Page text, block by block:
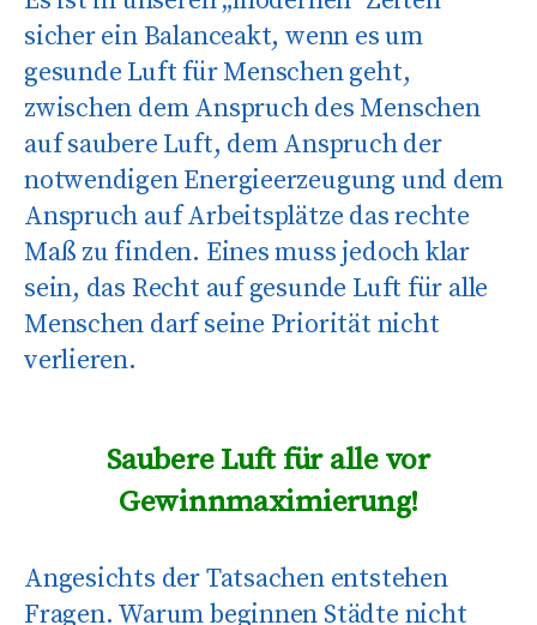
sicher ein Balanceakt, wenn es um
gesunde Luft für Menschen geht,
zwischen dem Anspruch des Menschen
auf saubere Luft, dem Anspruch der
notwendigen Energieerzeugung und dem
Anspruch auf Arbeitsplätze das rechte
Maß zu finden. Eines muss jedoch klar
sein, das Recht auf gesunde Luft für alle
Menschen darf seine Priorität nicht
verlieren.
Saubere Luft für alle vor
Gewinnmaximierung!
Angesichts der Tatsachen entstehen
Fragen. Warum beginnen Städte nicht